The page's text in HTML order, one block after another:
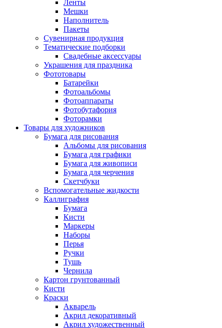
Ленты
Мешки
Наполнитель
Пакеты
Сувенирная продукция
Тематические подборки
Свадебные аксессуары
Украшения для праздника
Фототовары
Батарейки
Фотоальбомы
Фотоаппараты
Фотобутафория
Фоторамки
Товары для художников
Бумага для рисования
Альбомы для рисования
Бумага для графики
Бумага для живописи
Бумага для черчения
Скетчбуки
Вспомогательные жидкости
Каллиграфия
Бумага
Кисти
Маркеры
Наборы
Перья
Ручки
Тушь
Чернила
Картон грунтованный
Кисти
Краски
Акварель
Акрил декоративный
Акрил художественный